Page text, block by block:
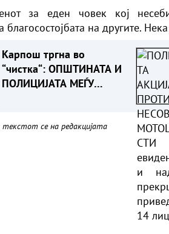
за еден човек кој
на другите.
Карпош тргна во
“чистка“: ОПШТИНАТА И
ПОЛИЦИЈАТА МЕЃУ
текстот се на редакцијата